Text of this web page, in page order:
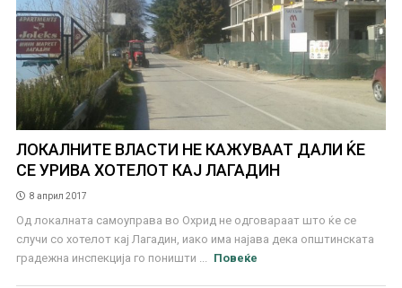
ЛОКАЛНИТЕ ВЛАСТИ НЕ КАЖУВААТ ДАЛИ ЌЕ
СЕ УРИВА ХОТЕЛОТ КАЈ ЛАГАДИН
8 април 2017
Од локалната самоуправа во Охрид не одговараат што ќе се
случи со хотелот кај Лагадин, иако има најава дека општинската
градежна инспекција го поништи ...
Повеќе